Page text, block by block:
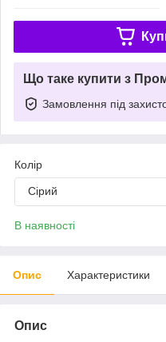
Що таке купити з
Замовлення під
Колір
Сірий
В наявності
Опис Характеристики
Опис